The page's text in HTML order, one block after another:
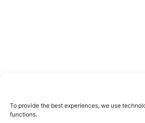
To provide the best experiences, we use
functions.